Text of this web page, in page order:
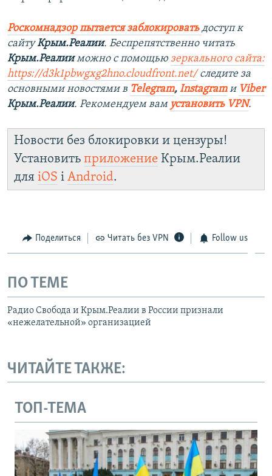
Роскомнадзор пытается заблокировать доступ к
сайтуКрым.Реалии. Беспрепятственно читать
Крым.Реалииможно с помощью зеркального сайта:
https://d3k1pbwgxg2hno.cloudfront.net/ следите за
основными новостями в Telegram, Instagramи Viber
Крым.Реалии. Рекомендуем вам установить VPN.
Новости без блокировки и цензуры!
Установить приложение Крым.Реалии
для iOS і Android.
Поделиться Читать без VPN Follow us
ПО ТЕМЕ
Радио Свобода и Крым.Реалии в России признали
«нежелательной» организацией
ЧИТАЙТЕ ТАКЖЕ:
ТОП-ТЕМА